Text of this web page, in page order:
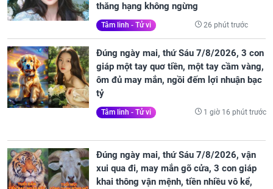
thăng hạng không ngừng
Tâm linh - Tử vi 26 phút trước
Đúng ngày mai, thứ Sáu 7/8/2026, 3 con
giáp một tay quơ tiền, một tay cầm vàng,
ôm đủ may mắn, ngồi đếm lợi nhuận bạc
tỷ
Tâm linh - Tử vi 1 giờ 16 phút trước
Đúng ngày mai, thứ Sáu 7/8/2026, vận
xui qua đi, may mắn gõ cửa, 3 con giáp
khai thông vận mệnh, tiền nhiều vô kể,